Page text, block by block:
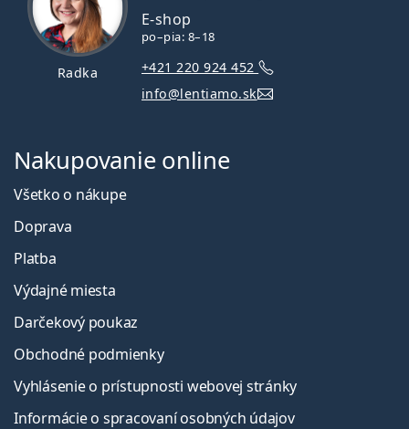
Radka
E-shop
po–pia: 8–18
+421 220 924 452
info@lentiamo.sk
Nakupovanie online
Všetko o nákupe
Doprava
Platba
Výdajné miesta
Darčekový poukaz
Obchodné podmienky
Vyhlásenie o prístupnosti webovej stránky
Informácie o spracovaní osobných údajov